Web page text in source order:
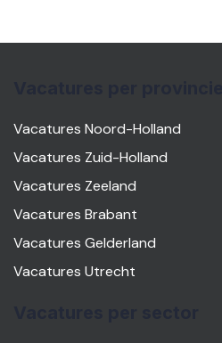
Vacatures Noord-Holland
Vacatures Zuid-Holland
Vacatures Zeeland
Vacatures Brabant
Vacatures Gelderland
Vacatures Utrecht